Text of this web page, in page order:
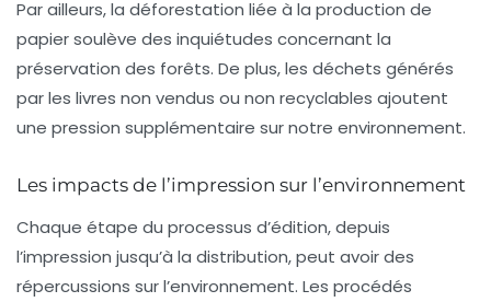
Par ailleurs, la déforestation liée à la production de
papier soulève des inquiétudes concernant la
préservation des forêts. De plus, les déchets générés
par les livres non vendus ou non recyclables ajoutent
une pression supplémentaire sur notre environnement.
Les impacts de l’impression sur l’environnement
Chaque étape du processus d’édition, depuis
l’impression jusqu’à la distribution, peut avoir des
répercussions sur l’environnement. Les procédés